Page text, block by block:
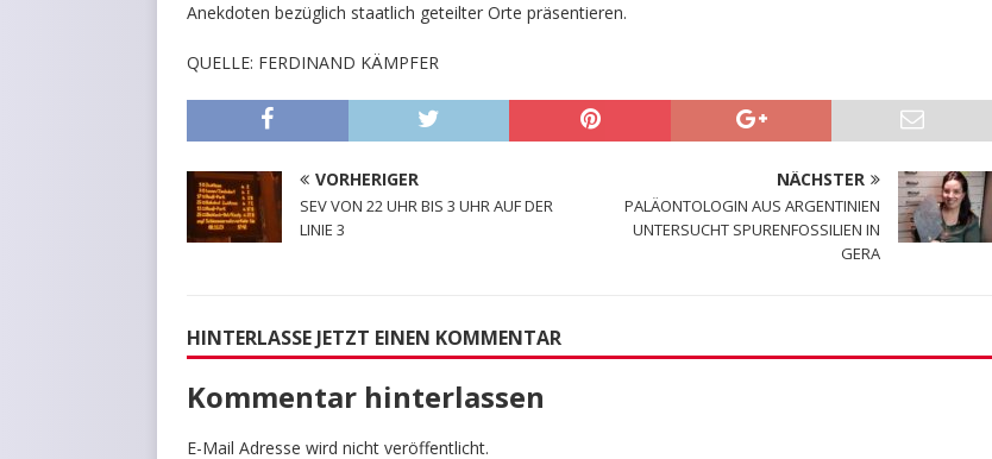
Anekdoten bezüglich staatlich geteilter Orte präsentieren.
QUELLE: FERDINAND KÄMPFER
VORHERIGER
SEV VON 22 UHR BIS 3 UHR AUF DER
LINIE 3
NÄCHSTER
PALÄONTOLOGIN AUS ARGENTINIEN
UNTERSUCHT SPURENFOSSILIEN IN
GERA
HINTERLASSE JETZT EINEN KOMMENTAR
Kommentar hinterlassen
E-Mail Adresse wird nicht veröffentlicht.